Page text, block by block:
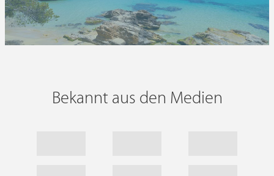
Bekannt aus den Medien